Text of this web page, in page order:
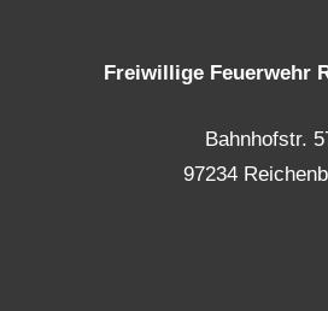
Freiwillige Feuerwehr
Bahnhofstr.
97234